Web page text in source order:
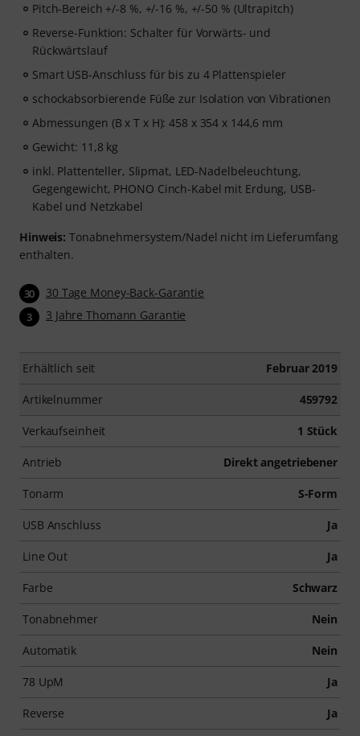
Pitch-Bereich +/-8 %, +/-16 %, +/-50 % (Ultrapitch)
Reverse-Funktion: Schalter für Vorwärts- und
Rückwärtslauf
Smart USB-Anschluss für bis zu 4 Plattenspieler
schockabsorbierende Füße zur Isolation von Vibrationen
Abmessungen (B x T x H): 458 x 354 x 144,6 mm
Gewicht: 11,8 kg
inkl. Plattenteller, Slipmat, LED-Nadelbeleuchtung,
Gegengewicht, PHONO Cinch-Kabel mit Erdung, USB-
Kabel und Netzkabel
Hinweis:Tonabnehmersystem/Nadel nicht im Lieferumfang
enthalten.
30 30 Tage Money-Back-Garantie
3 3 Jahre Thomann Garantie
Erhältlich seit Februar 2019
Artikelnummer 459792
Verkaufseinheit 1 Stück
Antrieb Direkt angetriebener
Tonarm S-Form
USB Anschluss Ja
Line Out Ja
Farbe Schwarz
Tonabnehmer Nein
Automatik Nein
78 UpM Ja
Reverse Ja